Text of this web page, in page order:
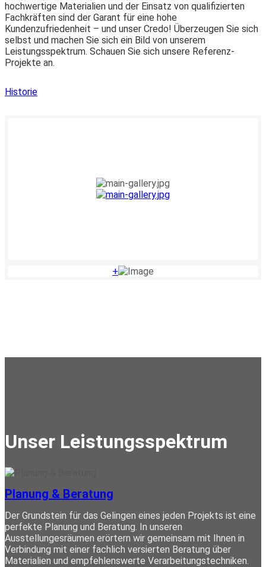
hochwertige Materialien und der Einsatz von qualifizierten
Fachkräften sind der Garant für eine hohe
Kundenzufriedenheit – und unser Credo! Überzeugen Sie sich
selbst und machen Sie sich ein Bild von unserem
Leistungsspektrum. Schauen Sie sich unsere Referenz-
Projekte an.
Historie
+
Unser Leistungsspektrum
Planung & Beratung
Der Grundstein für das Gelingen eines jeden Projekts ist eine
perfekte Planung und Beratung. In unseren
Ausstellungesräumen erörtern wir gemeinsam mit Ihnen in
Verbindung mit einer fachlich versierten Beratung über
Materialien und empfehlenswerte Verarbeitungstechniken.